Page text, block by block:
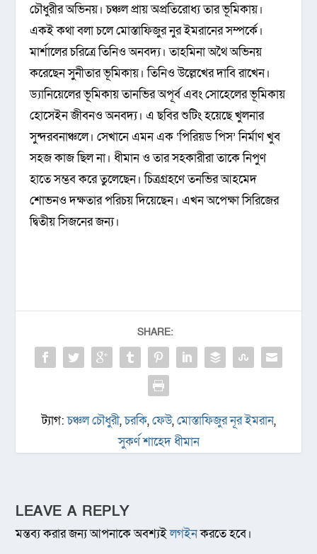
চৌধুরীর অভিনয়। চঞ্চল প্রায় অপ্রতিরোধ্য তার ভূমিকায়।
একই কথা বলা চলে মোস্তাফিজুর নুর ইমরানের সম্পর্কে।
মার্শালের চরিত্রে তিনিও অনবদ্য। তাহমিনা অথৈ অভিনয়
করেছেন সুনীতার ভূমিকায়। তিনিও উল্লেখের দাবি রাখেন।
ড্যানিয়েলের ভূমিকায় তানভির অপূর্ব এবং সোহেলের ভূমিকায়
হোসেইন জীবনও অনবদ্য। এ ছবির শুটিং হয়েছে খুলনার
সুন্দরবনাঞ্চলে। সেখানে এমন এক ‘পিরিয়ড পিস’ নির্মাণ খুব
সহজ কাজ ছিল না। ধীমান ও তার সহকারীরা তাকে নিপুণ
হাতে সম্ভব করে তুলেছেন। চিত্রগ্রহণে তনভির আহমেদ
শোভনও দক্ষতার পরিচয় দিয়েছেন। এখন অপেক্ষা সিরিজের
দ্বিতীয় সিজনের জন্য।
SHARE:
ট্যাগ:চঞ্চল চৌধুরী,চরকি,ফেউ,মোস্তাফিজুর নূর ইমরান,
সুকর্ণ শাহেদ ধীমান
LEAVE A REPLY
মন্তব্য করার জন্য আপনাকে অবশ্যইলগইনকরতে হবে।